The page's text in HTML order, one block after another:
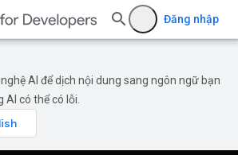
Đăng nhập
AI để dịch nội dung sang ngôn ngữ bạn
có thể có lỗi.